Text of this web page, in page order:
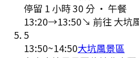
停留 1 小時 30 分 · 午餐
13:20→13:50↘ 前往 大坑
5
13:50~14:50大坑風景區